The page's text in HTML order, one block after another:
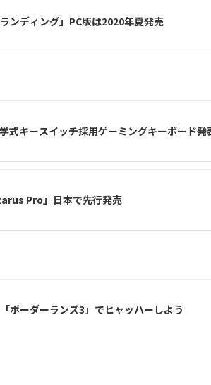
ンディング」PC版は2020年夏発売
式キースイッチ採用ゲーミングキーボード発
Pro」日本で先行発売
ボーダーランズ3」でヒャッハーしよう